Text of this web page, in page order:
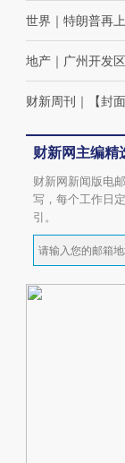
世界 ｜ 特朗普再
地产 ｜ 广州开发
财新周刊 ｜ 【封
财新网主编精
财新网新闻版电
写，每个工作日
引。